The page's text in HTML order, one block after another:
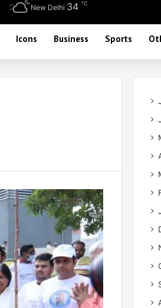
New Delhi 34 ℃
Icons Business Sports